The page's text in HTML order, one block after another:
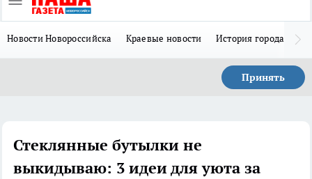
Новости Новороссийска Краевые новости История города Н
Принять
Стеклянные бутылки не
выкидываю: 3 идеи для уюта за